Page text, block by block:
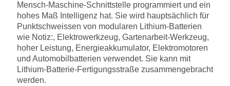
Mensch-Maschine-Schnittstelle programmiert und ein
hohes Maß Intelligenz hat. Sie wird hauptsächlich für
Punktschweissen von modularen Lithium-Batterien
wie Notiz:, Elektrowerkzeug, Gartenarbeit-Werkzeug,
hoher Leistung, Energieakkumulator, Elektromotoren
und Automobilbatterien verwendet. Sie kann mit
Lithium-Batterie-Fertigungsstraße zusammengebracht
werden.